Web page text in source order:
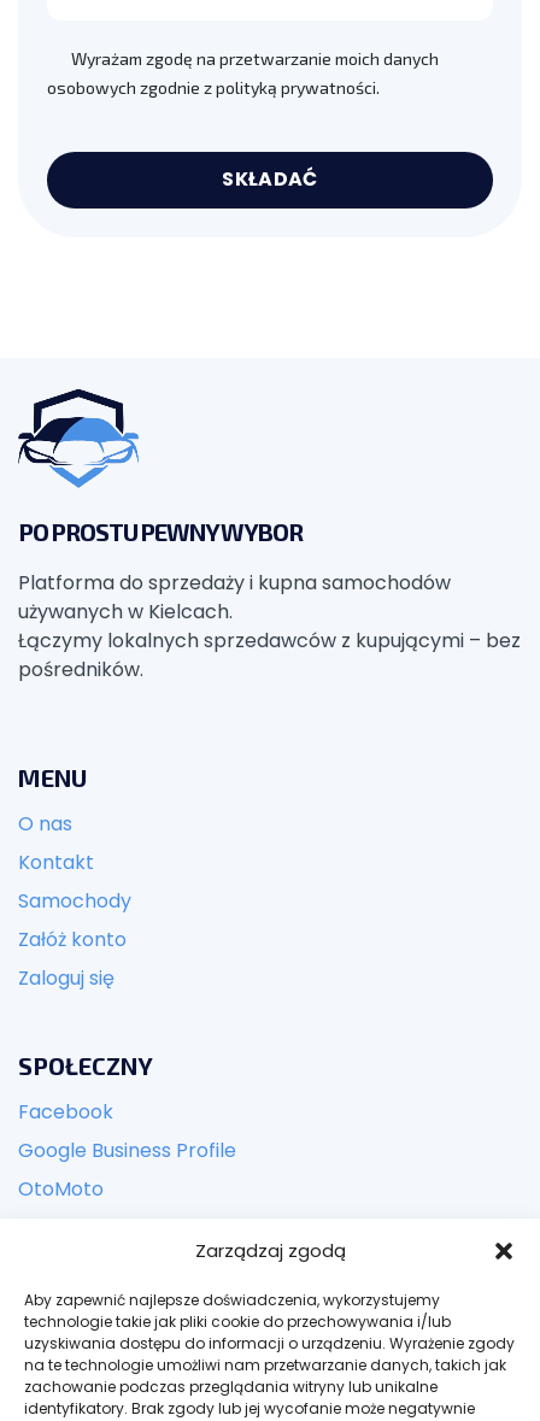
Zarządzaj zgodą
Aby zapewnić najlepsze doświadczenia, wykorzystujemy
technologie takie jak pliki cookie do przechowywania i/lub
uzyskiwania dostępu do informacji o urządzeniu. Wyrażenie zgody
na te technologie umożliwi nam przetwarzanie danych, takich jak
zachowanie podczas przeglądania witryny lub unikalne
identyfikatory. Brak zgody lub jej wycofanie może negatywnie
Wyrażam zgodę na przetwarzanie moich danych
osobowych zgodnie z polityką prywatności.
SKŁADAĆ
PO PROSTU PEWNY WYBOR
Platforma do sprzedaży i kupna samochodów
używanych w Kielcach.
Łączymy lokalnych sprzedawców z kupującymi – bez
pośredników.
MENU
O nas
Kontakt
Samochody
Załóż konto
Zaloguj się
SPOŁECZNY
Facebook
Google Business Profile
OtoMoto
Adres:ul. Zbożowa 24, Kielce
Email: kontakt@bogateauto.pl
Telefon: +48 606 942 502